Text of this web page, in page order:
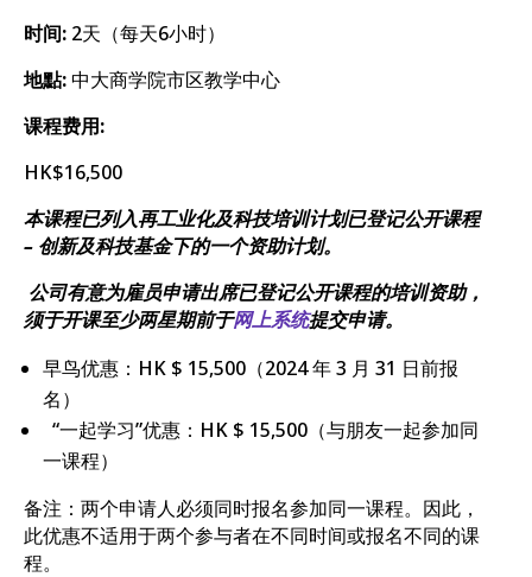
时间: 2天（每天6小时）
地點:中大商学院市区教学中心
课程费用:
HK$16,500
本课程已列入再工业化及科技培训计划已登记公开课程
– 创新及科技基金下的一个资助计划。
公司有意为雇员申请出席已登记公开课程的培训资助，
须于开课至少两星期前于网上系统提交申请。
早鸟优惠：HK $ 15,500（2024 年 3 月 31 日前报
名）
“一起学习”优惠：HK $ 15,500（与朋友一起参加同
一课程）
备注：两个申请人必须同时报名参加同一课程。因此，
此优惠不适用于两个参与者在不同时间或报名不同的课
程。